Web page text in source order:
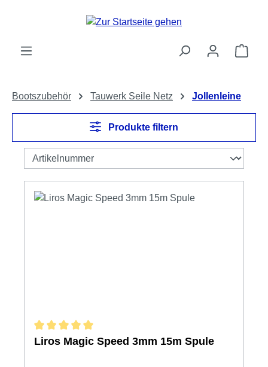
Zum Hauptinhalt springen
Bootszubehör Tauwerk Seile Netz Jollenleine
Produkte filtern
Durchschnittliche Bewertung von 5 von 5 Sternen
Liros Magic Speed 3mm 15m Spule